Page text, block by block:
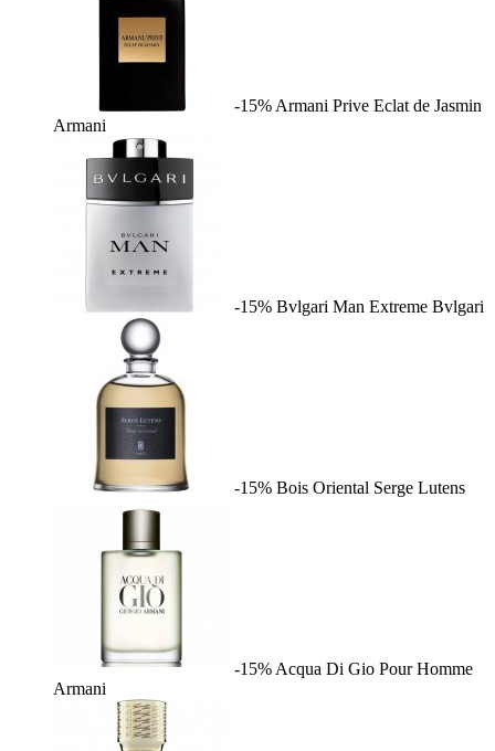
-15% Armani Prive Eclat de Jasmin
Armani
-15% Bvlgari Man Extreme Bvlgari
-15% Bois Oriental Serge Lutens
-15% Acqua Di Gio Pour Homme
Armani